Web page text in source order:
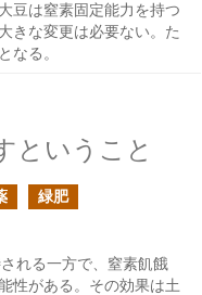
豆は窒素固定能力を持つ
きな変更は必要ない。た
なる。
ということ
緑肥
れる一方で、窒素飢餓
性がある。その効果は土